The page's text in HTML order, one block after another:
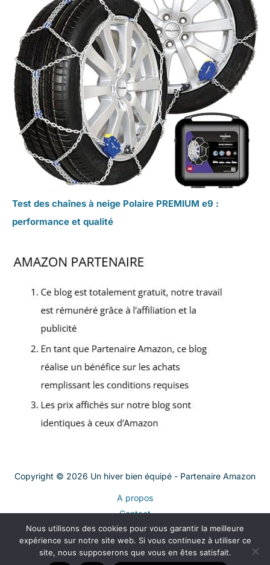
Test des chaînes à neige Polaire PREMIUM e9 :
performance et qualité
Copyright © 2026 Un hiver bien équipé - Partenaire Amazon
A propos
Contact
Plan du site
Mentions légales
Politique de confidentialité
Nous utilisons des cookies pour vous garantir la meilleure
expérience sur notre site web. Si vous continuez à utiliser ce
site, nous supposerons que vous en êtes satisfait.